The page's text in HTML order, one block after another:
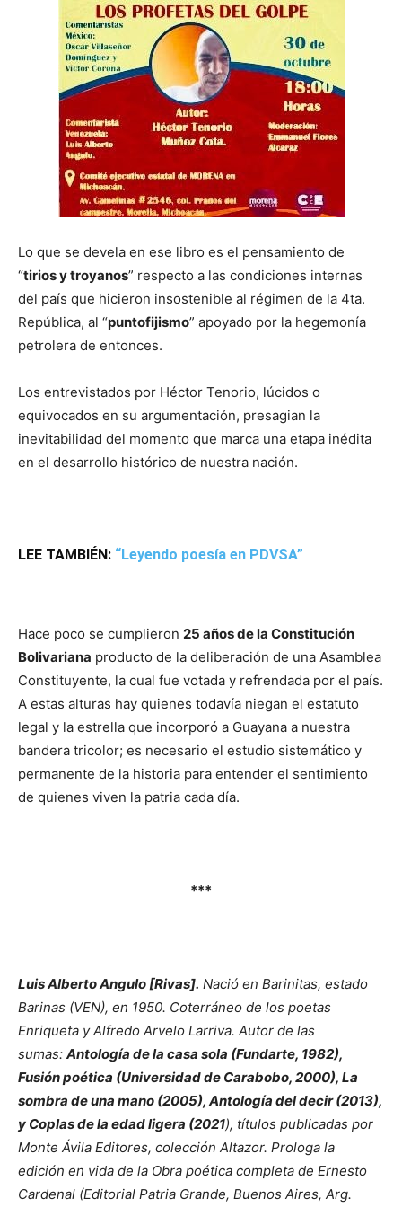
Lo que se devela en ese libro es el pensamiento de
“tirios y troyanos” respecto a las condiciones internas
del país que hicieron insostenible al régimen de la 4ta.
República, al “puntofijismo” apoyado por la hegemonía
petrolera de entonces.
Los entrevistados por Héctor Tenorio, lúcidos o
equivocados en su argumentación, presagian la
inevitabilidad del momento que marca una etapa inédita
en el desarrollo histórico de nuestra nación.
LEE TAMBIÉN: “Leyendo poesía en PDVSA”
Hace poco se cumplieron 25 años de la Constitución
Bolivariana producto de la deliberación de una Asamblea
Constituyente, la cual fue votada y refrendada por el país.
A estas alturas hay quienes todavía niegan el estatuto
legal y la estrella que incorporó a Guayana a nuestra
bandera tricolor; es necesario el estudio sistemático y
permanente de la historia para entender el sentimiento
de quienes viven la patria cada día.
***
Luis Alberto Angulo [Rivas]. Nació en Barinitas, estado
Barinas (VEN), en 1950. Coterráneo de los poetas
Enriqueta y Alfredo Arvelo Larriva. Autor de las
sumas: Antología de la casa sola (Fundarte, 1982),
Fusión poética (Universidad de Carabobo, 2000), La
sombra de una mano (2005), Antología del decir (2013),
y Coplas de la edad ligera (2021), títulos publicadas por
Monte Ávila Editores, colección Altazor. Prologa la
edición en vida de la Obra poética completa de Ernesto
Cardenal (Editorial Patria Grande, Buenos Aires, Arg.